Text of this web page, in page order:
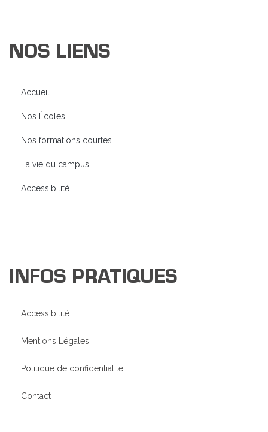
NOS LIENS
Accueil
Nos Écoles
Nos formations courtes
La vie du campus
Accessibilité
INFOS PRATIQUES
Accessibilité
Mentions Légales
Politique de confidentialité
Contact